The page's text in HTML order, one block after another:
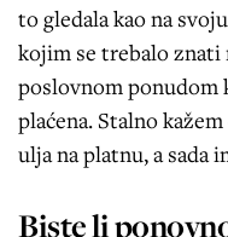
to gledala kao na
kojim se trebalo znati
poslovnom ponudom
plaćena. Stalno
ulja na platnu, a sada
Biste li